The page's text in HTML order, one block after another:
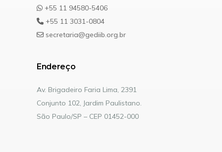
+55 11 94580-5406
+55 11 3031-0804
secretaria@gediib.org.br
Endereço
Av. Brigadeiro Faria Lima, 2391
Conjunto 102, Jardim Paulistano.
São Paulo/SP – CEP 01452-000